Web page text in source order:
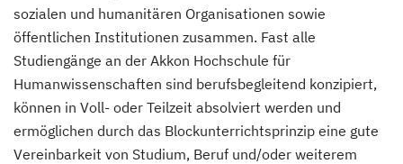
Gesundheitsmanagement B.A. (Berufsbegleitendes
Präsenzstudium)
Management in der Gesundheitswirtschaft:
Pflegemanagement B.A.
sozialen und humanitären Organisationen sowie
öffentlichen Institutionen zusammen. Fast alle
Studiengänge an der Akkon Hochschule für
Humanwissenschaften sind berufsbegleitend konzipiert,
können in Voll- oder Teilzeit absolviert werden und
ermöglichen durch das Blockunterrichtsprinzip eine gute
Vereinbarkeit von Studium, Beruf und/oder weiterem